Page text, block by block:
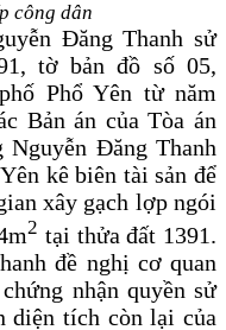
công dân
Đăng Thanh sử
tờ bản đồ số 05,
Phổ Yên từ năm
Bản án của Tòa án
Nguyễn Đăng Thanh
kê biên tài sản để
xây gạch lợp ngói
2 tại thửa đất 1391.
đề nghị cơ quan
nhận quyền sử
diện tích còn lại của